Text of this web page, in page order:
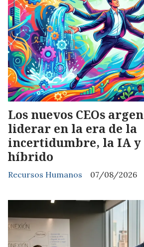
Los nuevos CEOs
liderar en la era de la
incertidumbre, la IA
híbrido
Recursos Humanos 07/08/2026